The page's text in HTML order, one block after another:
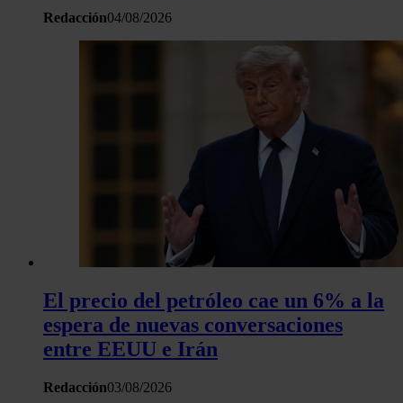
Redacción04/08/2026
El precio del petróleo cae un 6% a la
espera de nuevas conversaciones
entre EEUU e Irán
Redacción03/08/2026